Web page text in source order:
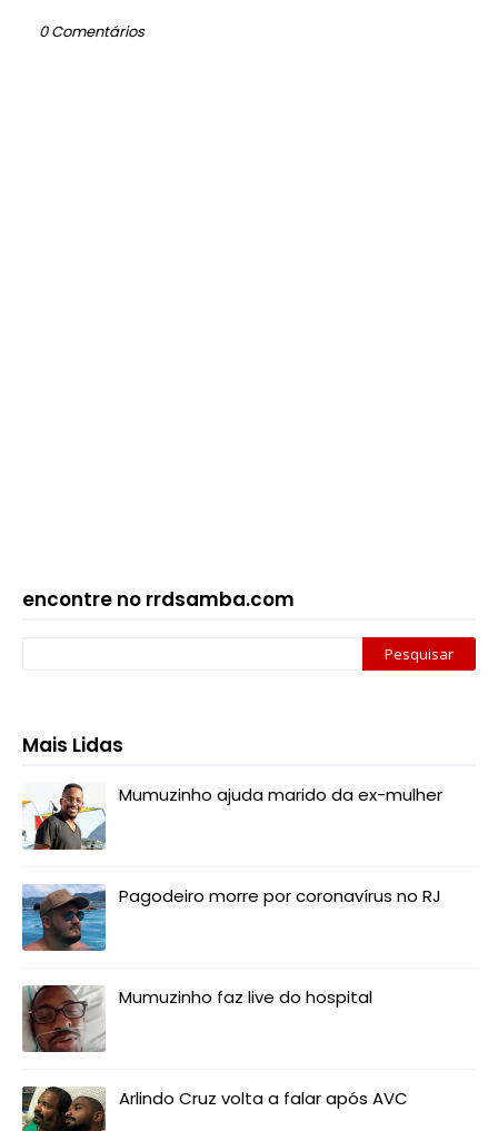
0 Comentários
encontre no rrdsamba.com
Mais Lidas
Mumuzinho ajuda marido da ex-mulher
Pagodeiro morre por coronavírus no RJ
Mumuzinho faz live do hospital
Arlindo Cruz volta a falar após AVC